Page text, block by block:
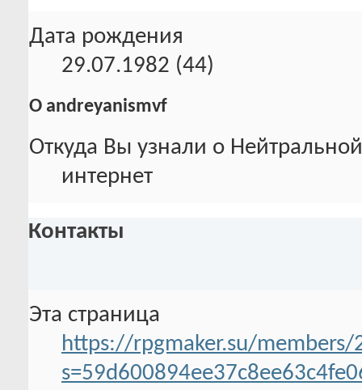
Дата рождения
29.07.1982 (44)
О andreyanismvf
Откуда Вы узнали о
интернет
Контакты
Эта страница
https://rpgmaker.su/